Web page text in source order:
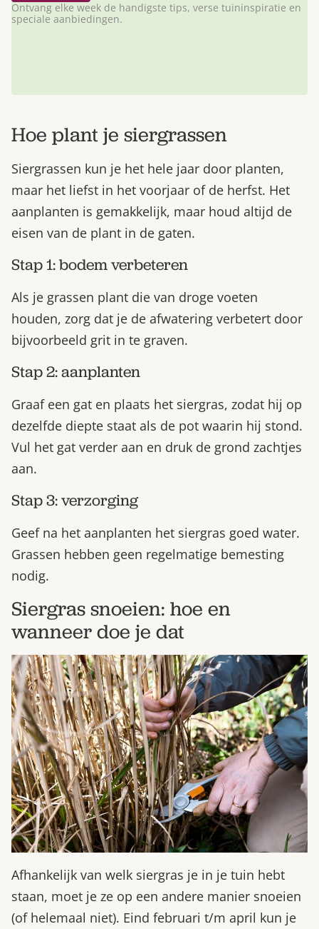
Ontvang elke week de handigste tips, verse tuininspiratie en
speciale aanbiedingen.
Hoe plant je siergrassen
Siergrassen kun je het hele jaar door planten,
maar het liefst in het voorjaar of de herfst. Het
aanplanten is gemakkelijk, maar houd altijd de
eisen van de plant in de gaten.
Stap 1: bodem verbeteren
Als je grassen plant die van droge voeten
houden, zorg dat je de afwatering verbetert door
bijvoorbeeld grit in te graven.
Stap 2: aanplanten
Graaf een gat en plaats het siergras, zodat hij op
dezelfde diepte staat als de pot waarin hij stond.
Vul het gat verder aan en druk de grond zachtjes
aan.
Stap 3: verzorging
Geef na het aanplanten het siergras goed water.
Grassen hebben geen regelmatige bemesting
nodig.
Siergras snoeien: hoe en
wanneer doe je dat
Afhankelijk van welk siergras je in je tuin hebt
staan, moet je ze op een andere manier snoeien
(of helemaal niet). Eind februari t/m april kun je